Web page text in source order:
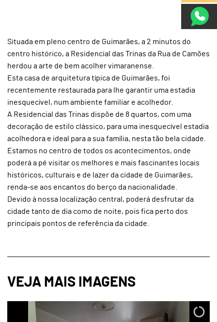
Situada em pleno centro de Guimarães, a 2 minutos do
centro histórico, a Residencial das Trinas da Rua de Camões
herdou a arte de bem acolher vimaranense.
Esta casa de arquitetura típica de Guimarães, foi
recentemente restaurada para lhe garantir uma estadia
inesquecível, num ambiente familiar e acolhedor.
A Residencial das Trinas dispõe de 8 quartos, com uma
decoração de estilo clássico, para uma inesquecível estadia
acolhedora e ideal para a sua família, nesta tão bela cidade.
Estamos no centro de todos os acontecimentos, onde
poderá a pé visitar os melhores e mais fascinantes locais
históricos, culturais e de lazer da cidade de Guimarães,
renda-se aos encantos do berço da nacionalidade.
Devido à nossa localização central, poderá desfrutar da
cidade tanto de dia como de noite, pois fica perto dos
principais pontos de referência da cidade.